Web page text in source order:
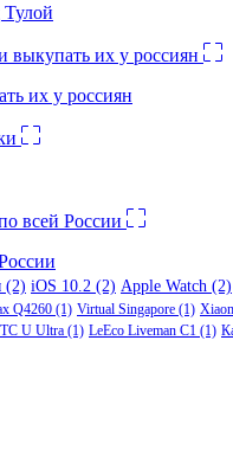
Тулой
их у россиян
(2) iOS 10.2 (2) Apple Watch (2)
Q4260 (1) Virtual Singapore (1)
U Ultra (1) LeEco Liveman C1 (1)